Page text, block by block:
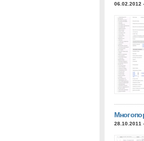
06.02.2012
28.10.2011